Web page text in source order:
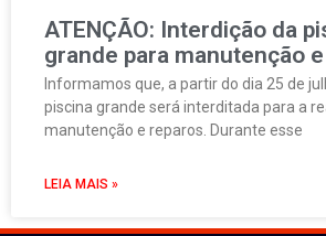
ATENÇÃO: Interdição da
grande para manutenção
Informamos que, a partir do dia 25 de
piscina grande será interditada para a
manutenção e reparos. Durante esse
LEIA MAIS »